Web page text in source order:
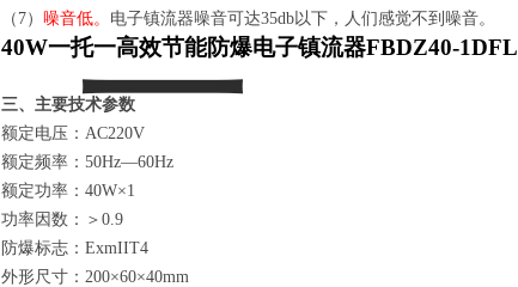
（7） 噪音低。 电子镇流器噪音可达35db以下，人们感觉不到噪音。
40W一托一高效节能防爆电子镇流器FBDZ40-1DFL
三、主要技术参数
额定电压：AC220V
额定频率：50Hz—60Hz
额定功率：40W×1
功率因数： ＞0.9
防爆标志：ExmIIT4
外形尺寸：200×60×40mm